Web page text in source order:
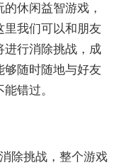
休闲益智游戏，
里我们可以和朋友
进行消除挑战，成
够随时随地与好友
错过。
除挑战，整个游戏